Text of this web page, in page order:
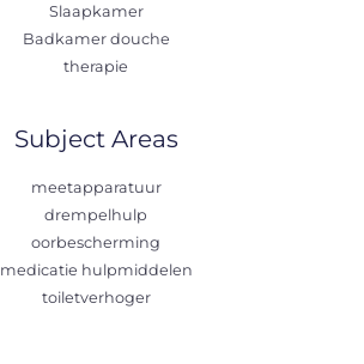
Slaapkamer
Badkamer douche
therapie
Subject Areas
meetapparatuur
drempelhulp
oorbescherming
medicatie hulpmiddelen
toiletverhoger